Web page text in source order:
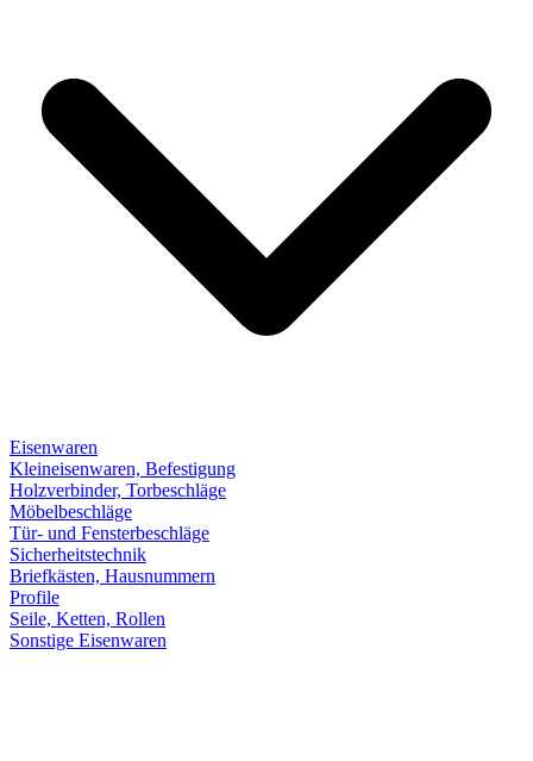
Eisenwaren
Kleineisenwaren, Befestigung
Holzverbinder, Torbeschläge
Möbelbeschläge
Tür- und Fensterbeschläge
Sicherheitstechnik
Briefkästen, Hausnummern
Profile
Seile, Ketten, Rollen
Sonstige Eisenwaren